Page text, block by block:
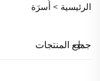
الرئيسية > أُسرَة
جميع المنتجات